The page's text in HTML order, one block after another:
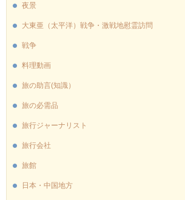
夜景
大東亜（太平洋）戦争・激戦地慰霊訪問
戦争
料理動画
旅の助言(知識）
旅の必需品
旅行ジャーナリスト
旅行会社
旅館
日本・中国地方